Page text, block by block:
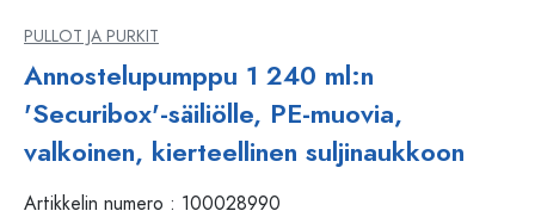
PULLOT JA PURKIT
Annostelupumppu 1 240 ml:n
'Securibox'-säiliölle, PE-muovia,
valkoinen, kierteellinen suljinaukkoon
Artikkelin numero : 100028990